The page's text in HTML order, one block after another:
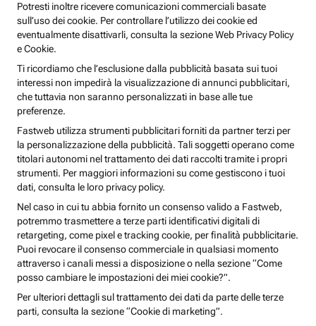
Potresti inoltre ricevere comunicazioni commerciali basate
sull’uso dei cookie. Per controllare l’utilizzo dei cookie ed
eventualmente disattivarli, consulta la sezione Web Privacy Policy
e Cookie.
Ti ricordiamo che l’esclusione dalla pubblicità basata sui tuoi
interessi non impedirà la visualizzazione di annunci pubblicitari,
che tuttavia non saranno personalizzati in base alle tue
preferenze.
Fastweb utilizza strumenti pubblicitari forniti da partner terzi per
la personalizzazione della pubblicità. Tali soggetti operano come
titolari autonomi nel trattamento dei dati raccolti tramite i propri
strumenti. Per maggiori informazioni su come gestiscono i tuoi
dati, consulta le loro privacy policy.
Nel caso in cui tu abbia fornito un consenso valido a Fastweb,
potremmo trasmettere a terze parti identificativi digitali di
retargeting, come pixel e tracking cookie, per finalità pubblicitarie.
Puoi revocare il consenso commerciale in qualsiasi momento
attraverso i canali messi a disposizione o nella sezione “Come
posso cambiare le impostazioni dei miei cookie?”.
Per ulteriori dettagli sul trattamento dei dati da parte delle terze
parti, consulta la sezione “Cookie di marketing”.